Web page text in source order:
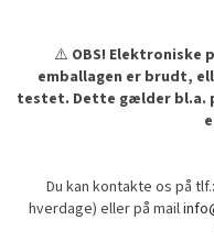
⚠️ OBS!
emballagen er brudt,
testet. Dette gælder bl.a.
Du kan kontakte os på
hverdage) eller på mail